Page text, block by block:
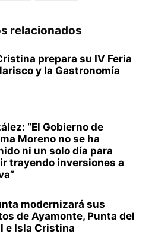
relacionados
prepara su IV Feria
y la Gastronomía
“El Gobierno de
Moreno no se ha
ni un solo día para
trayendo inversiones a
modernizará sus
de Ayamonte, Punta del
e Isla Cristina